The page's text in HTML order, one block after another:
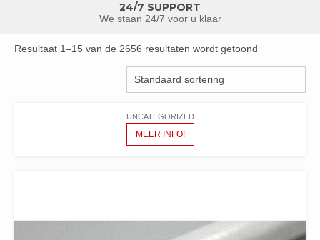
24/7 SUPPORT
We staan 24/7 voor u klaar
Resultaat 1–15 van de 2656 resultaten wordt getoond
UNCATEGORIZED
MEER INFO!